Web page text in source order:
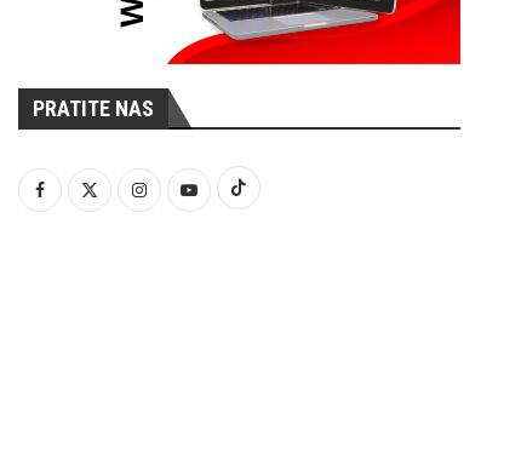
PRATITE NAS